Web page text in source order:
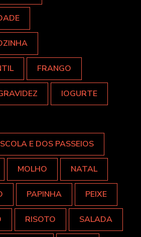
FRANGO
IOGURTE
E DOS PASSEIOS
MOLHO NATAL
PAPINHA PEIXE
RISOTO SALADA